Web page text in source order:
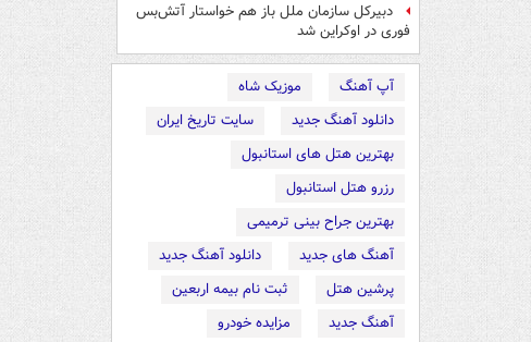
دبیرکل سازمان ملل باز هم خواستار آتش‌بس
فوری در اوکراین شد
آپ آهنگ
موزیک شاه
دانلود آهنگ جدید
سایت تاریخ ایران
بهترین هتل های استانبول
رزرو هتل استانبول
بهترین جراح بینی ترمیمی
آهنگ های جدید
دانلود آهنگ جدید
پرشین هتل
ثبت نام بیمه اربعین
آهنگ جدید
مزایده خودرو